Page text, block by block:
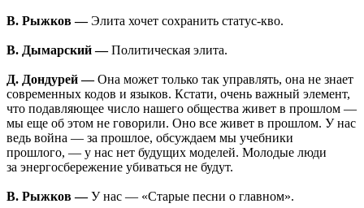
В. Рыжков —Элита хочет сохранить статус-кво.
В. Дымарский —Политическая элита.
Д. Дондурей —Она может только так управлять, она не знает
современных кодов и языков. Кстати, очень важный элемент,
что подавляющее число нашего общества живет в прошлом —
мы еще об этом не говорили. Оно все живет в прошлом. У нас
ведь война — за прошлое, обсуждаем мы учебники
прошлого, — у нас нет будущих моделей. Молодые люди
за энергосбережение убиваться не будут.
В. Рыжков —У нас — «Старые песни о главном».